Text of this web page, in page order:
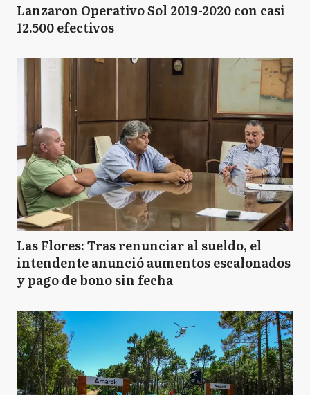
Lanzaron Operativo Sol 2019-2020 con casi
12.500 efectivos
Las Flores: Tras renunciar al sueldo, el
intendente anunció aumentos escalonados
y pago de bono sin fecha